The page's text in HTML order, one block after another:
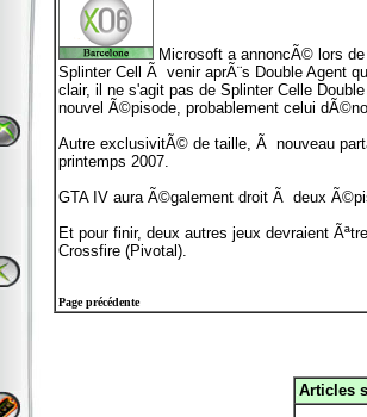
Microsoft a annoncÃ© lors
Splinter Cell Ã venir aprÃ¨s Double Agent
clair, il ne s'agit pas de Splinter Celle
nouvel Ã©pisode, probablement celui
Autre exclusivitÃ© de taille, Ã nouveau
printemps 2007.
GTA IV aura Ã©galement droit Ã deux
Et pour finir, deux autres jeux devraient
Crossfire (Pivotal).
Page précédente
Articles